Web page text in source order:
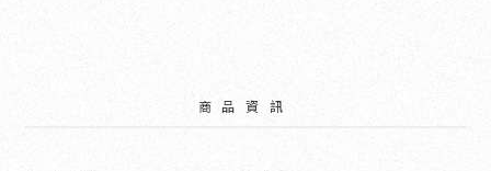
商品資訊